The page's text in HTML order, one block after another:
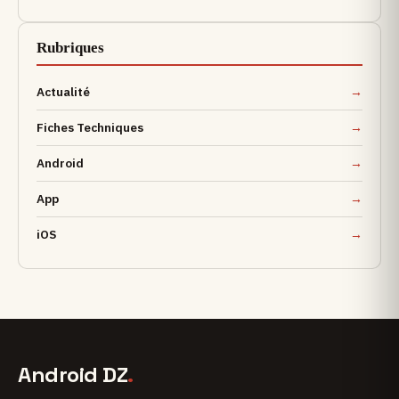
Rubriques
Actualité
Fiches Techniques
Android
App
iOS
Android DZ.